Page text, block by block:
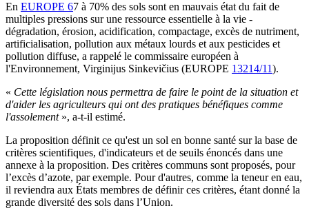
En EUROPE 67 à 70% des sols sont en mauvais état du fait de
multiples pressions sur une ressource essentielle à la vie -
dégradation, érosion, acidification, compactage, excès de nutriment,
artificialisation, pollution aux métaux lourds et aux pesticides et
pollution diffuse, a rappelé le commissaire européen à
l'Environnement, Virginijus Sinkevičius (EUROPE 13214/11).
« Cette législation nous permettra de faire le point de la situation et
d'aider les agriculteurs qui ont des pratiques bénéfiques comme
l'assolement », a-t-il estimé.
La proposition définit ce qu'est un sol en bonne santé sur la base de
critères scientifiques, d'indicateurs et de seuils énoncés dans une
annexe à la proposition. Des critères communs sont proposés, pour
l’excès d’azote, par exemple. Pour d'autres, comme la teneur en eau,
il reviendra aux États membres de définir ces critères, étant donné la
grande diversité des sols dans l’Union.